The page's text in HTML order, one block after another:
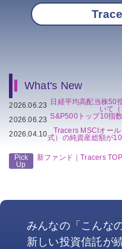
What's New
2026.06.23 日経平均高配当株50
いて
2026.06.23 S&P500トップ10指
2026.04.10
Tracers MSCIオー
式）の純資産総額が
Pick
Up
新ファンド｜Tracers
みんなの「こんな
新しい投資信託が